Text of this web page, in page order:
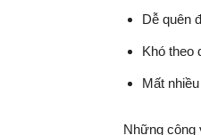
Dễ quên
Khó theo
Mất
Những công